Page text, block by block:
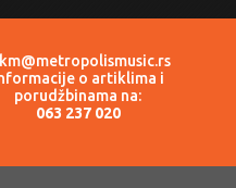
o artiklima i
porudžbinama na:
063 237 020